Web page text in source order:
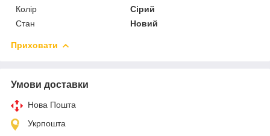
Колір
Сірий
Стан
Новий
Приховати
Умови доставки
Нова Пошта
Укрпошта